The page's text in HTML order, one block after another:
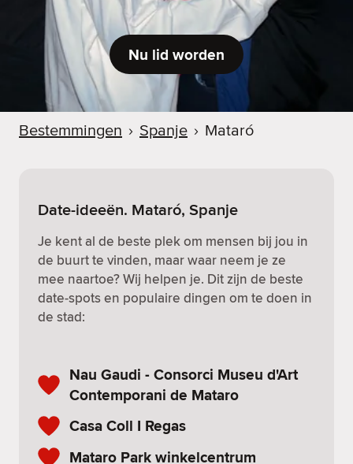
Nu lid worden
Bestemmingen › Spanje › Mataró
Date-ideeën. Mataró, Spanje
Je kent al de beste plek om mensen bij jou in
de buurt te vinden, maar waar neem je ze
mee naartoe? Wij helpen je. Dit zijn de beste
date-spots en populaire dingen om te doen in
de stad:
Nau Gaudi - Consorci Museu d'Art
Contemporani de Mataro
Casa Coll I Regas
Mataro Park winkelcentrum